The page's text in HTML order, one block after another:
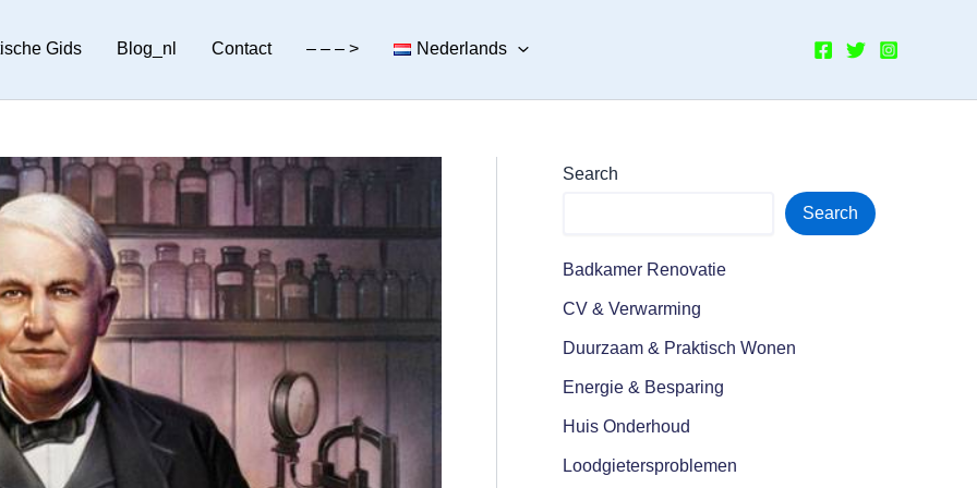
Gids Blog_nl Contact – – – > Nederlands
Search
Search
Badkamer Renovatie
CV & Verwarming
Duurzaam & Praktisch Wonen
Energie & Besparing
Huis Onderhoud
Loodgietersproblemen